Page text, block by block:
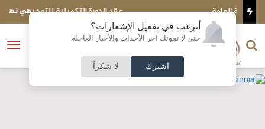
أترغب في تفعيل الإشعارات؟
حتى لا تفوتك آخر الأحداث والأخبار العاجلة
اشترك لا شكراً
عقد الدورة التكميلية للتوجيهي نهاية كانون الأول المقبل
فتح
الناشر و رئيس التحرير
النسخة الكاملة